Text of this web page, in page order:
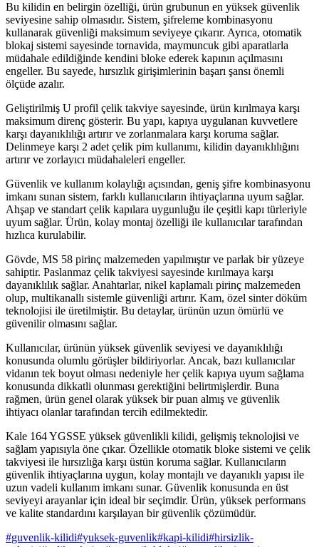
Bu kilidin en belirgin özelliği, ürün grubunun en yüksek güvenlik
seviyesine sahip olmasıdır. Sistem, şifreleme kombinasyonu
kullanarak güvenliği maksimum seviyeye çıkarır. Ayrıca, otomatik
blokaj sistemi sayesinde tornavida, maymuncuk gibi aparatlarla
müdahale edildiğinde kendini bloke ederek kapının açılmasını
engeller. Bu sayede, hırsızlık girişimlerinin başarı şansı önemli
ölçüde azalır.
Geliştirilmiş U profil çelik takviye sayesinde, ürün kırılmaya karşı
maksimum direnç gösterir. Bu yapı, kapıya uygulanan kuvvetlere
karşı dayanıklılığı artırır ve zorlanmalara karşı koruma sağlar.
Delinmeye karşı 2 adet çelik pim kullanımı, kilidin dayanıklılığını
artırır ve zorlayıcı müdahaleleri engeller.
Güvenlik ve kullanım kolaylığı açısından, geniş şifre kombinasyonu
imkanı sunan sistem, farklı kullanıcıların ihtiyaçlarına uyum sağlar.
Ahşap ve standart çelik kapılara uygunluğu ile çeşitli kapı türleriyle
uyum sağlar. Ürün, kolay montaj özelliği ile kullanıcılar tarafından
hızlıca kurulabilir.
Gövde, MS 58 pirinç malzemeden yapılmıştır ve parlak bir yüzeye
sahiptir. Paslanmaz çelik takviyesi sayesinde kırılmaya karşı
dayanıklılık sağlar. Anahtarlar, nikel kaplamalı pirinç malzemeden
olup, multikanallı sistemle güvenliği artırır. Kam, özel sinter döküm
teknolojisi ile üretilmiştir. Bu detaylar, ürünün uzun ömürlü ve
güvenilir olmasını sağlar.
Kullanıcılar, ürünün yüksek güvenlik seviyesi ve dayanıklılığı
konusunda olumlu görüşler bildiriyorlar. Ancak, bazı kullanıcılar
vidanın tek boyut olması nedeniyle her çelik kapıya uyum sağlama
konusunda dikkatli olunması gerektiğini belirtmişlerdir. Buna
rağmen, ürün genel olarak yüksek bir puan almış ve güvenlik
ihtiyacı olanlar tarafından tercih edilmektedir.
Kale 164 YGSSE yüksek güvenlikli kilidi, gelişmiş teknolojisi ve
sağlam yapısıyla öne çıkar. Özellikle otomatik bloke sistemi ve çelik
takviyesi ile hırsızlığa karşı üstün koruma sağlar. Kullanıcıların
güvenlik ihtiyaçlarına uygun, kolay montajlı ve dayanıklı yapısı ile
uzun vadeli kullanım imkanı sunar. Güvenlik konusunda en üst
seviyeyi arayanlar için ideal bir seçimdir. Ürün, yüksek performans
ve kalite standardını karşılayan bir güvenlik çözümüdür.
#guvenlik-kilidi#yuksek-guvenlik#kapi-kilidi#hirsizlik-